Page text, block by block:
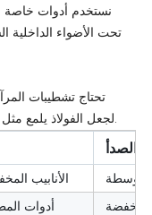
نستخدم أدوات خاصة
تحت الأضواء
تحتاج تشطيبات
لجعل الفولاذ يلمع مثل الزجاج. إنها تخفي علامات اللحام بشكل مثالي.
الصدأ
الأنابيب
متوسطة
أدوات
منخفضة